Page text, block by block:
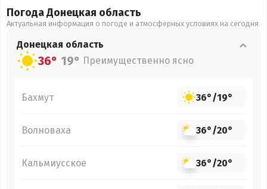
Погода Донецкая область
Актуальная информация о погоде и атмосферных условиях на сегодня
Донецкая область
36° 19° Преимущественно ясно
Бахмут 36°/19°
Волноваха 36°/20°
Кальмиусское 36°/20°